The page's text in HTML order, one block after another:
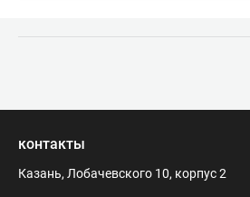
контакты
Казань, Лобачевского 10, корпус 2